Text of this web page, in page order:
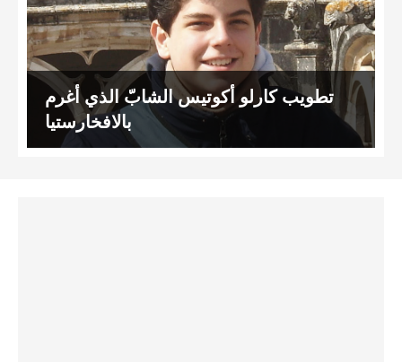
تطويب كارلو أكوتيس الشابّ الذي أُغرم
بالافخارستيا